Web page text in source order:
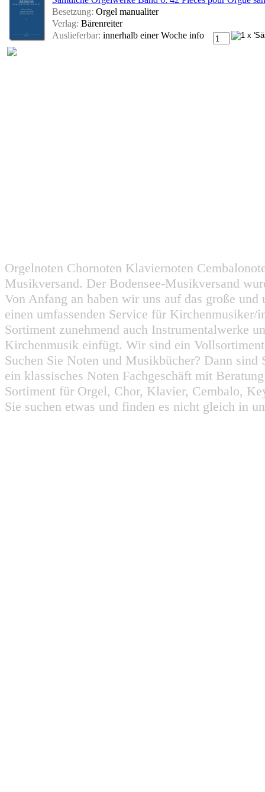
Besetzung: Orgel manualiter
Verlag: Bärenreiter
Auslieferbar: innerhalb einer Woche info
Orgelnoten Chornoten Klaviernoten
Musikversand. Der Bodensee-Musikversand
Von Anfang an haben wir uns auf das große
einen umfassenden Service für
Sortiment zunehmend auch Instrumentalwerke
Kirchenmusik einfügt. Wir sind ein
Suchen Sie Noten und Musikbücher? Dann
ein klassisches Noten Fachgeschäft mit
Sortiment für Orgel, Chor, Klavier, Cembalo,
Sie suchen etwas und finden es nicht gleich in